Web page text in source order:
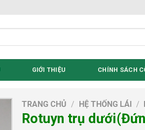
GIỚI THIỆU CHÍNH SÁCH
TRANG CHỦ / HỆ THỐNG LÁI /
Rotuyn trụ